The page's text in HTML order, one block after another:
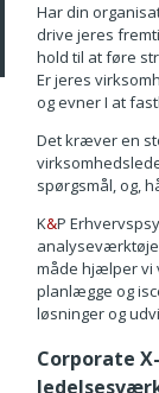
Har din
drive jeres
hold til at føre
Er jeres
og evner I at
Det kræver en
spørgsmål, og,
K&P
måde hjælper vi
planlægge og
løsninger og
Corporate